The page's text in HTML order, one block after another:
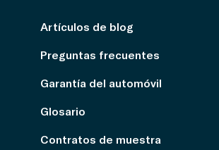
Artículos de blog
Preguntas frecuentes
Garantía del automóvil
Glosario
Contratos de muestra